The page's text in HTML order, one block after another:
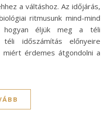
a váltáshoz. Az időjárás,
ritmusunk mind-mind
hogyan éljük meg a téli
időszámítás előnyeire
érdemes átgondolni a